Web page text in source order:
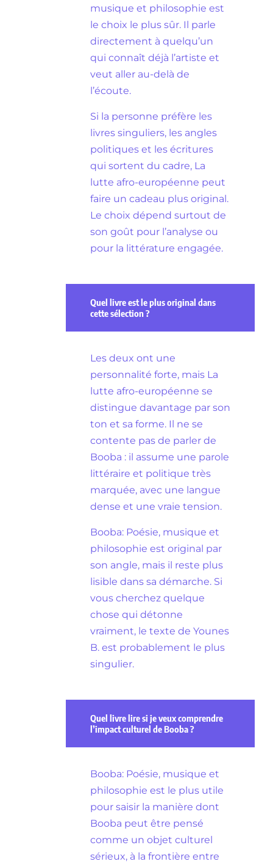
musique et philosophie est
le choix le plus sûr. Il parle
directement à quelqu’un
qui connaît déjà l’artiste et
veut aller au-delà de
l’écoute.
Si la personne préfère les
livres singuliers, les angles
politiques et les écritures
qui sortent du cadre, La
lutte afro-européenne peut
faire un cadeau plus original.
Le choix dépend surtout de
son goût pour l’analyse ou
pour la littérature engagée.
Quel livre est le plus original dans
cette sélection ?
Les deux ont une
personnalité forte, mais La
lutte afro-européenne se
distingue davantage par son
ton et sa forme. Il ne se
contente pas de parler de
Booba : il assume une parole
littéraire et politique très
marquée, avec une langue
dense et une vraie tension.
Booba: Poésie, musique et
philosophie est original par
son angle, mais il reste plus
lisible dans sa démarche. Si
vous cherchez quelque
chose qui détonne
vraiment, le texte de Younes
B. est probablement le plus
singulier.
Quel livre lire si je veux comprendre
l’impact culturel de Booba ?
Booba: Poésie, musique et
philosophie est le plus utile
pour saisir la manière dont
Booba peut être pensé
comme un objet culturel
sérieux, à la frontière entre